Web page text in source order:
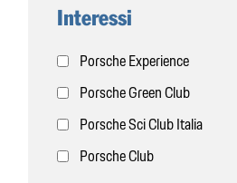
Interessi
Porsche Experience
Porsche Green Club
Porsche Sci Club Italia
Porsche Club